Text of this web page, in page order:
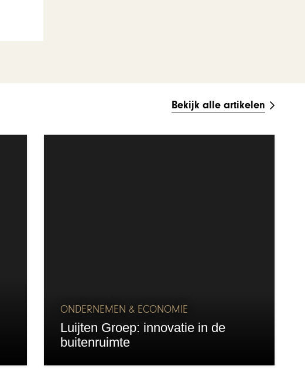
Bekijk alle artikelen
ONDERNEMEN & ECONOMIE
Luijten Groep: innovatie in de
buitenruimte